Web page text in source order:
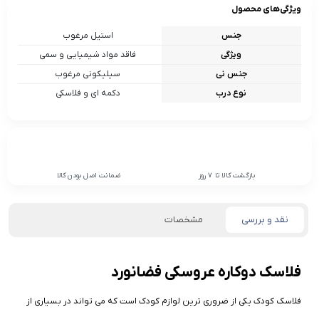
ویژگی‌های محصول
جنس
استیل مرغوب
ویژگی
فاقد مواد شیمیایی و سمی
جنس نی
سیلیکونی مرغوب
نوع درب
دکمه ای و فلاسکی
بازگشت کالا تا 7 روز ضمانت اصل بودن کالا
نقد و بررسی مشخصات
فلاسک دوکاره عروسکی فضانورد
فلاسک کودک یکی از ضروری ترین لوازم کودک است که می تواند در بسیاری از